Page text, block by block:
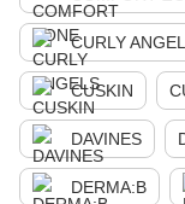
CURLY
CUSKIN
DAVINES
DERMA:B